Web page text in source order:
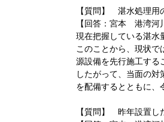
【質問】 湛水処理用
【回答：宮本 港湾河
現在把握している湛水
このことから、現状で
源設備を先行施工する
したがって、当面の
を配備するとともに、
【質問】 昨年設置